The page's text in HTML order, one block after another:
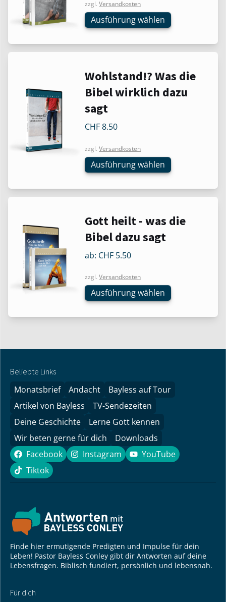
zzgl. Versandkosten
Ausführung wählen
Varianten
auf.
Die
Optionen
auf
der
Produktseite
gewählt
Wohlstand!? Was die
Bibel wirklich dazu
sagt
CHF8.50
zzgl. Versandkosten
Ausführung wählen
Dieses
Produkt
weist
mehrere
Varianten
Die
Optionen
können
der
gewählt
werden
Gott heilt - was die
Bibel dazu sagt
ab: CHF 5.50
zzgl. Versandkosten
Ausführung wählen
Dieses
Produkt
weist
mehrere
auf.
Die
Optionen
können
Produktseite
Beliebte Links
Monatsbrief Andacht
Bayless auf Tour
Artikel von Bayless
TV-Sendezeiten
Deine Geschichte
Lerne Gott kennen
Wir beten gerne für dich
Downloads
Facebook
Facebook Instagram
Instagram YouTube
YouTube
Tiktok
Tiktok
Finde hier ermutigende Predigten und Impulse für dein
Leben! Pastor Bayless Conley gibt dir Antworten auf deine
Lebensfragen. Biblisch fundiert, persönlich und lebensnah.
Für dich